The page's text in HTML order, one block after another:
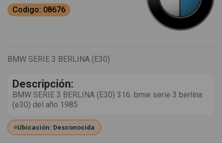
Codigo: 08676
BMW SERIE 3 BERLINA (E30)
Descripción:
BMW SERIE 3 BERLINA (E30) 316. bmw serie 3 berlina
(e30) del año 1985
Ubicación: Desconocida